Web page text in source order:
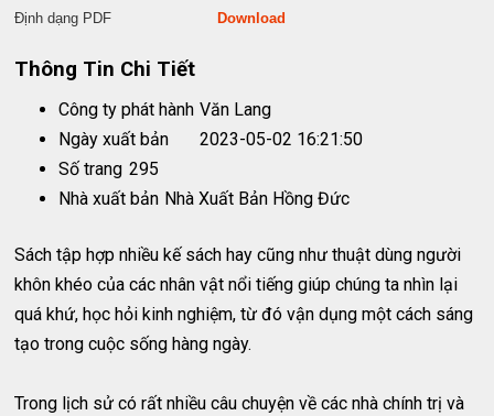
Định dạng PDFDownload
Thông Tin Chi Tiết
Công ty phát hành Văn Lang
Ngày xuất bản
2023-05-02 16:21:50
Số trang 295
Nhà xuất bản Nhà Xuất Bản Hồng Đức
Sách tập hợp nhiều kế sách hay cũng như thuật dùng người
khôn khéo của các nhân vật nổi tiếng giúp chúng ta nhìn lại
quá khứ, học hỏi kinh nghiệm, từ đó vận dụng một cách sáng
tạo trong cuộc sống hàng ngày.
Trong lịch sử có rất nhiều câu chuyện về các nhà chính trị và